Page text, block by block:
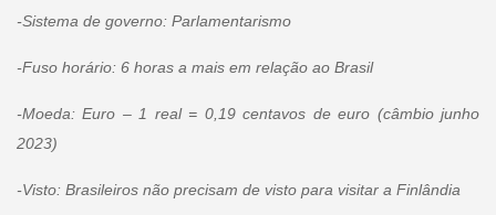
-Sistema de governo: Parlamentarismo
-Fuso horário: 6 horas a mais em relação ao Brasil
-Moeda: Euro – 1 real = 0,19 centavos de euro (câmbio junho
2023)
-Visto: Brasileiros não precisam de visto para visitar a Finlândia